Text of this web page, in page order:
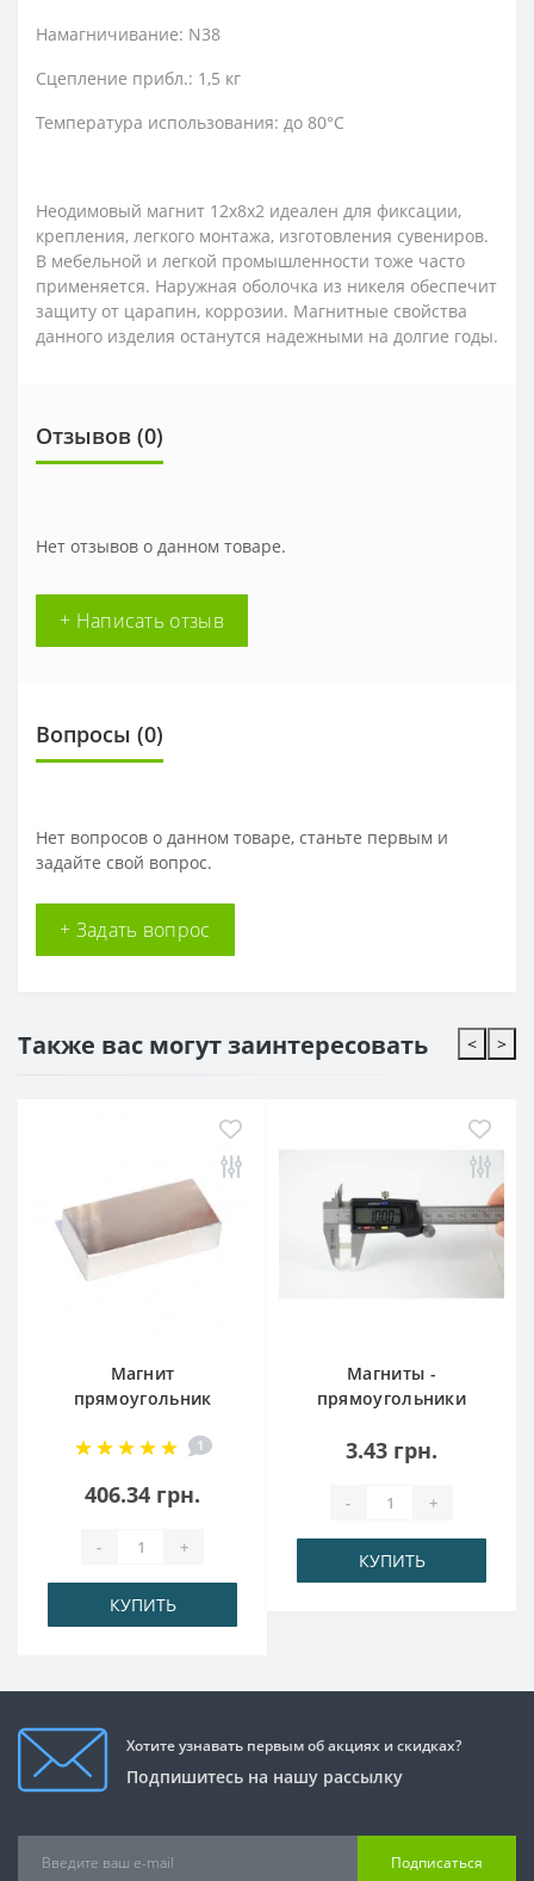
Намагничивание: N38
Сцепление прибл.: 1,5 кг
Температура использования: до 80°C
Неодимовый магнит 12х8х2 идеален для фиксации,
крепления, легкого монтажа, изготовления сувениров.
В мебельной и легкой промышленности тоже часто
применяется. Наружная оболочка из никеля обеспечит
защиту от царапин, коррозии. Магнитные свойства
данного изделия останутся надежными на долгие годы.
Отзывов (0)
Нет отзывов о данном товаре.
+ Написать отзыв
Вопросы (0)
Нет вопросов о данном товаре, станьте первым и
задайте свой вопрос.
+ Задать вопрос
Также вас могут заинтересовать <
Магнит
прямоугольник
1
406.34 грн.
- +
КУПИТЬ
Магниты -
прямоугольники
3.43 грн.
- +
КУПИТЬ
>
Хотите узнавать первым об акциях и скидках?
Подпишитесь на нашу рассылку
Подписаться